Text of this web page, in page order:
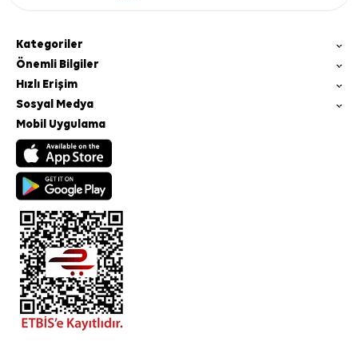
Kategoriler
Önemli Bilgiler
Hızlı Erişim
Sosyal Medya
Mobil Uygulama